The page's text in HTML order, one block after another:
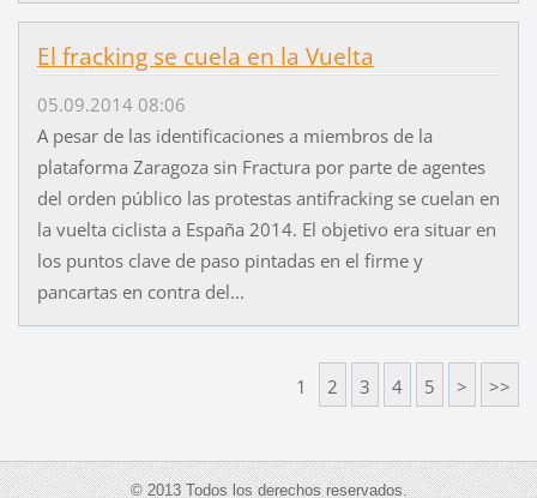
El fracking se cuela en la Vuelta
05.09.2014 08:06
A pesar de las identificaciones a miembros de la
plataforma Zaragoza sin Fractura por parte de agentes
del orden público las protestas antifracking se cuelan en
la vuelta ciclista a España 2014. El objetivo era situar en
los puntos clave de paso pintadas en el firme y
pancartas en contra del...
1 2 3 4 5 > >>
© 2013 Todos los derechos reservados.